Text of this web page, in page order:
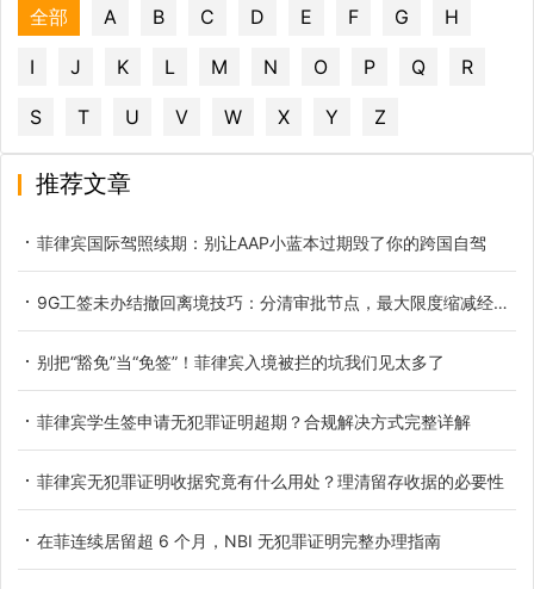
全部 A B C D E F G H
I J K L M N O P Q R
S T U V W X Y Z
推荐文章
菲律宾国际驾照续期：别让AAP小蓝本过期毁了你的跨国自驾
9G工签未办结撤回离境技巧：分清审批节点，最大限度缩减经济损失
别把“豁免”当“免签”！菲律宾入境被拦的坑我们见太多了
菲律宾学生签申请无犯罪证明超期？合规解决方式完整详解
菲律宾无犯罪证明收据究竟有什么用处？理清留存收据的必要性
在菲连续居留超 6 个月，NBI 无犯罪证明完整办理指南